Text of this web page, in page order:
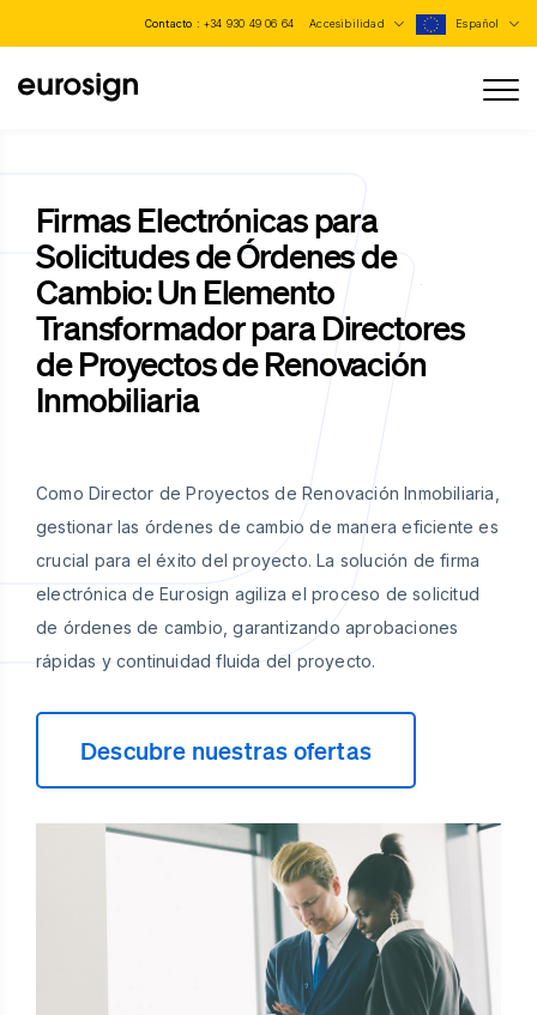
Contacto : +34 930 49 06 64 Accesibilidad Español
Firmas Electrónicas para
Solicitudes de Órdenes de
Cambio: Un Elemento
Transformador para Directores
de Proyectos de Renovación
Inmobiliaria
Como Director de Proyectos de Renovación Inmobiliaria,
gestionar las órdenes de cambio de manera eficiente es
crucial para el éxito del proyecto. La solución de firma
electrónica de Eurosign agiliza el proceso de solicitud
de órdenes de cambio, garantizando aprobaciones
rápidas y continuidad fluida del proyecto.
Descubre nuestras ofertas